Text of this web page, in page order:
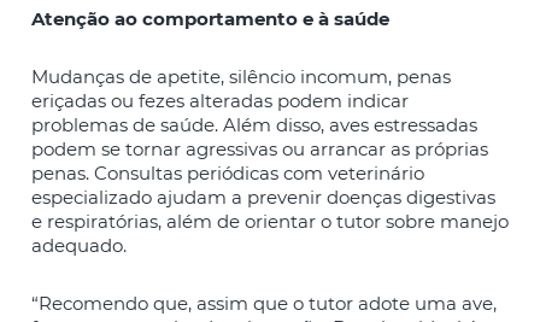
Atenção ao comportamento e à saúde
Mudanças de apetite, silêncio incomum, penas
eriçadas ou fezes alteradas podem indicar
problemas de saúde. Além disso, aves estressadas
podem se tornar agressivas ou arrancar as próprias
penas. Consultas periódicas com veterinário
especializado ajudam a prevenir doenças digestivas
e respiratórias, além de orientar o tutor sobre manejo
adequado.
“Recomendo que, assim que o tutor adote uma ave,